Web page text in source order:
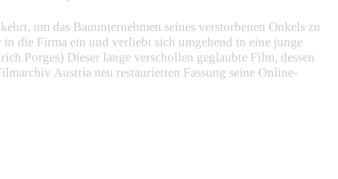
um das Bauunternehmen seines verstorbenen Onkels zu
die Firma ein und verliebt sich umgehend in eine junge
Porges) Dieser lange verschollen geglaubte Film, dessen
Austria neu restaurierten Fassung seine Online-